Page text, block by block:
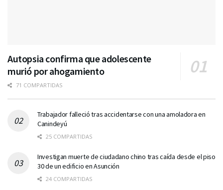
Autopsia confirma que adolescente
murió por ahogamiento
71 COMPARTIDAS
Trabajador falleció tras accidentarse con una amoladora en
Canindeyú
25 COMPARTIDAS
Investigan muerte de ciudadano chino tras caída desde el piso
30 de un edificio en Asunción
24 COMPARTIDAS